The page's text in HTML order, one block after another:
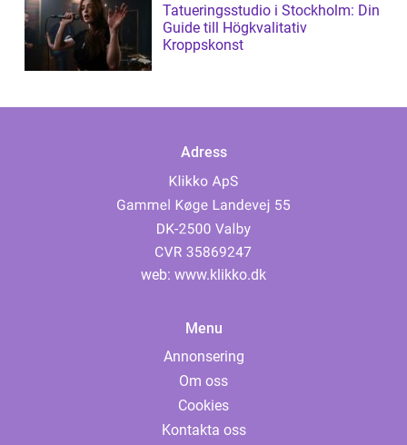
Tatueringsstudio i Stockholm: Din
Guide till Högkvalitativ
Kroppskonst
Adress
web: www.klikko.dk
Menu
Annonsering
Om oss
Cookies
Kontakta oss